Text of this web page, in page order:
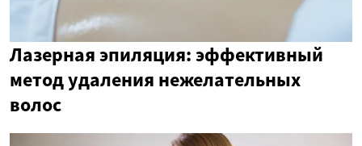
Лазерная эпиляция: эффективный
метод удаления нежелательных
волос